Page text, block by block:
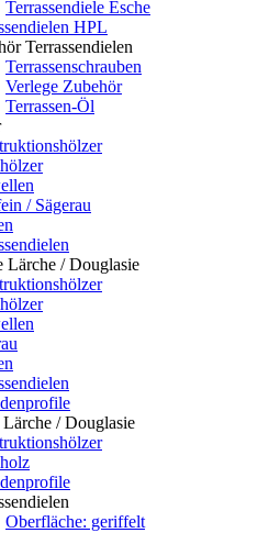
Terrassendiele Esche
HPL
Terrassendielen
Terrassenschrauben
Verlege Zubehör
Terrassen-Öl
/ Sägerau
Lärche / Douglasie
/ Douglasie
Oberfläche: geriffelt